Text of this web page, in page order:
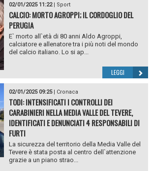
02/01/2025 11:22| Sport
CALCIO: MORTO AGROPPI; IL CORDOGLIO DEL
PERUGIA
E` morto all`età di 80 anni Aldo Agroppi,
calciatore e allenatore tra i più noti del mondo
del calcio italiano. Lo si ap...
LEGGI
02/01/2025 09:25| Cronaca
TODI: INTENSIFICATI I CONTROLLI DEI
CARABINIERI NELLA MEDIA VALLE DEL TEVERE,
IDENTIFICATI E DENUNCIATI 4 RESPONSABILI DI
FURTI
La sicurezza del territorio della Media Valle del
Tevere è stata posta al centro dell`attenzione
grazie a un piano strao...